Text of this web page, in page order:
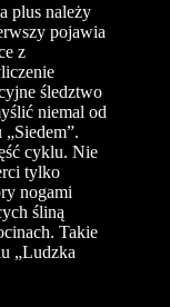
plus należy
pojawia
z
śledztwo
niemal od
cyklu. Nie
tylko
nogami
śliną
Takie
„Ludzka